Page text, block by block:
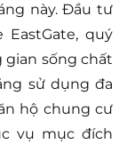
này. Đầu tư
quý
gian sống chất
sử dụng đa
hộ chung cư
vụ mục đích